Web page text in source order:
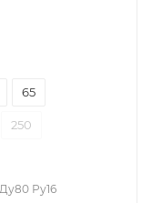
65
250
Ру16